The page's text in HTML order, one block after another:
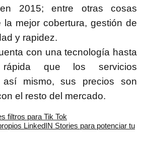
en 2015; entre otras cosas
la mejor cobertura, gestión de
y rapidez.
con una tecnología hasta
que los servicios
así mismo, sus precios son
el resto del mercado.
filtros para Tik Tok
LinkedIN Stories para potenciar tu